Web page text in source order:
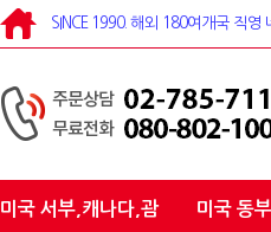
SINCE 1990. 해외 180여개국 직영
미국 서부,캐나다,괌 미국 동부